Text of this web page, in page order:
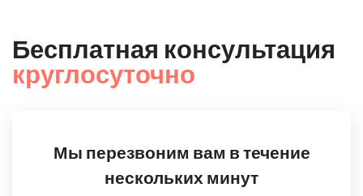
Бесплатная консультация
круглосуточно
Мы перезвоним вам в течение
нескольких минут